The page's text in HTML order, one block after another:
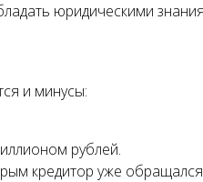
юридическими
и минусы:
рублей.
кредитор уже